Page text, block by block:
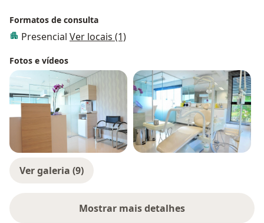
Formatos de consulta
Presencial Ver locais (1)
Fotos e vídeos
Ver galeria (9)
Mostrar mais detalhes
sobre a experiência